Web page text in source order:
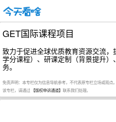
GET国际课程项目
致力于促进全球优质教育资源交流
学分课程）、研课定制（背景提升
务。
免责声明：本专栏仅为信息导航参考，不代表原专栏立场或观
该专栏，请通过 【版权申诉通道】 联系我们处理。